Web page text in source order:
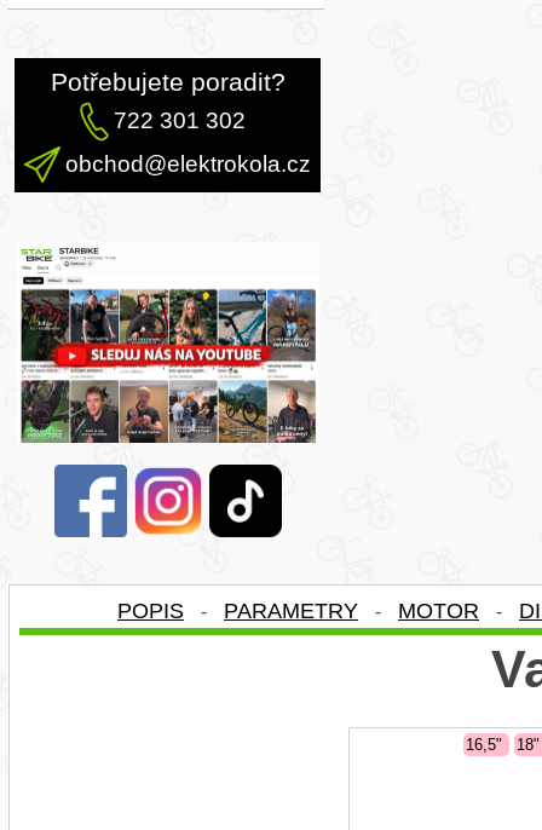
Potřebujete poradit?
722 301 302
obchod@elektrokola.cz
POPIS - PARAMETRY - MOTOR -
16,5"